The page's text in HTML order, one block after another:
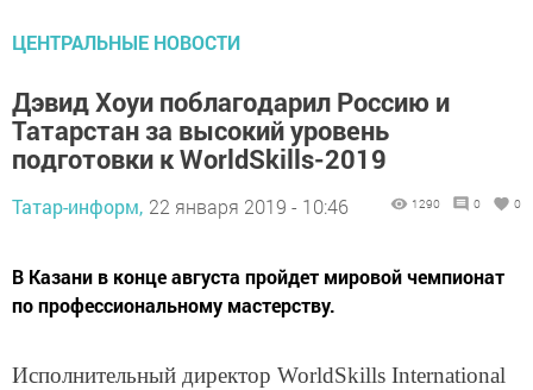
ЦЕНТРАЛЬНЫЕ НОВОСТИ
Дэвид Хоуи поблагодарил Россию и
Татарстан за высокий уровень
подготовки к WorldSkills-2019
Татар-информ, 22 января 2019 - 10:46 1290 0 0
В Казани в конце августа пройдет мировой чемпионат
по профессиональному мастерству.
Исполнительный директор WorldSkills International